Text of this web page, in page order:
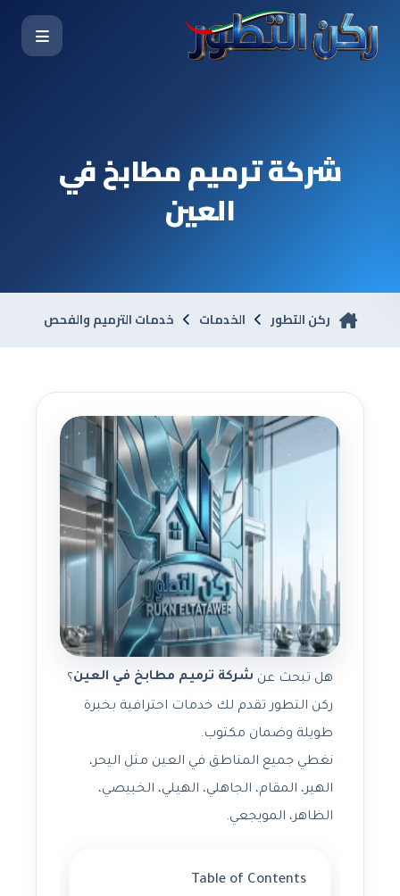
شركة ترميم مطابخ في
العين
ركن التطور الخدمات خدمات الترميم والفحص
هل تبحث عن شركة ترميم مطابخ في العين؟
ركن التطور تقدم لك خدمات احترافية بخبرة
طويلة وضمان مكتوب.
نغطي جميع المناطق في العين مثل اليحر،
الهير، المقام، الجاهلي، الهيلي، الخبيصي،
الظاهر، المويجعي.
Table of Contents